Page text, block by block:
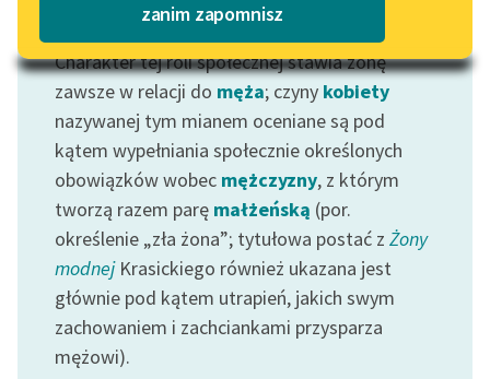
Lektury szkolne i klasyka
literatury do słuchania dla
uczennic i uczniów z
niepełnosprawnościami
E-kolekcja lektur
szkolnych i literatury do
słuchania dla uczennic i
uczniów z
niepełnosprawnościami
Feministyczne inspiracje.
Popularyzacja
zanim zapomnisz
Motyw: Żona
Charakter tej roli społecznej stawia żonę
zawsze w relacji do męża; czyny kobiety
nazywanej tym mianem oceniane są pod
kątem wypełniania społecznie określonych
obowiązków wobec mężczyzny, z którym
tworzą razem parę małżeńską (por.
określenie „zła żona”; tytułowa postać z Żony
modnejKrasickiego również ukazana jest
głównie pod kątem utrapień, jakich swym
zachowaniem i zachciankami przysparza
mężowi).